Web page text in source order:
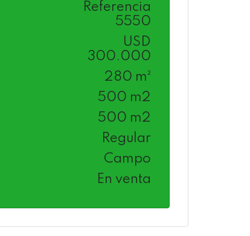
Referencia
5550
USD
300.000
280 m²
500 m2
500 m2
Regular
Campo
En venta